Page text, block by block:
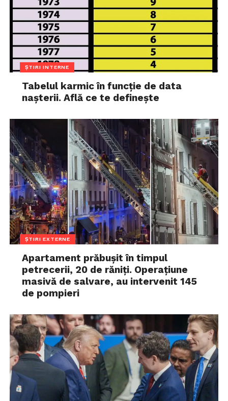
ȘTIRI INTERNE
Tabelul karmic în funcție de data
nașterii. Află ce te definește
ȘTIRI EXTERNE
Apartament prăbușit în timpul
petrecerii, 20 de răniți. Operațiune
masivă de salvare, au intervenit 145
de pompieri